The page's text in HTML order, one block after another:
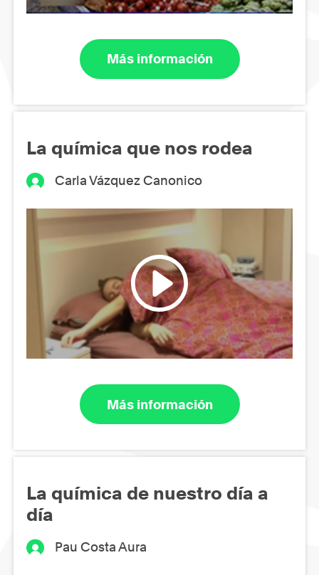
Más información
La química que nos rodea
Carla Vázquez Canonico
Más información
La química de nuestro día a
día
Pau Costa Aura